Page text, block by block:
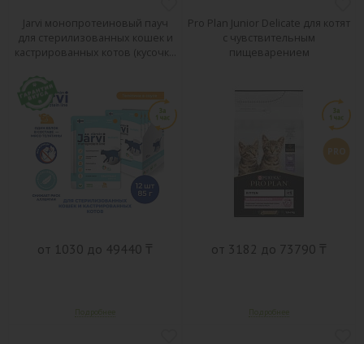
Jarvi монопротеиновый пауч
для стерилизованных кошек и
кастрированных котов (кусочки
от 1030 до 49440 ₸
Pro Plan Junior Delicate для котят
с чувствительным
пищеварением
от 3182 до 73790 ₸